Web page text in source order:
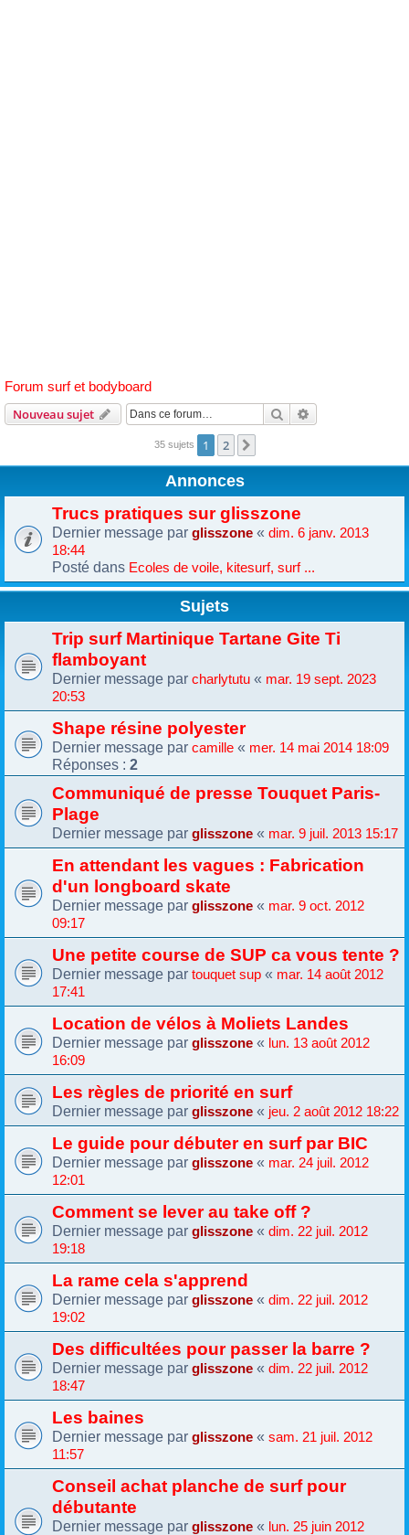
Forum surf et bodyboard
Nouveau sujet Rechercher
35 sujets 1 2
Annonces
Trucs pratiques sur glisszone
Dernier message par glisszone « dim. 6 janv. 2013
18:44
Posté dans Ecoles de voile, kitesurf, surf ...
Sujets
Trip surf Martinique Tartane Gite Ti
flamboyant
Dernier message par charlytutu « mar. 19 sept. 2023
20:53
Shape résine polyester
Dernier message par camille « mer. 14 mai 2014 18:09
Réponses : 2
Communiqué de presse Touquet Paris-
Plage
Dernier message par glisszone « mar. 9 juil. 2013 15:17
En attendant les vagues : Fabrication
d'un longboard skate
Dernier message par glisszone « mar. 9 oct. 2012
09:17
Une petite course de SUP ca vous tente ?
Dernier message par touquet sup « mar. 14 août 2012
17:41
Location de vélos à Moliets Landes
Dernier message par glisszone « lun. 13 août 2012
16:09
Les règles de priorité en surf
Dernier message par glisszone « jeu. 2 août 2012 18:22
Le guide pour débuter en surf par BIC
Dernier message par glisszone « mar. 24 juil. 2012
12:01
Comment se lever au take off ?
Dernier message par glisszone « dim. 22 juil. 2012
19:18
La rame cela s'apprend
Dernier message par glisszone « dim. 22 juil. 2012
19:02
Des difficultées pour passer la barre ?
Dernier message par glisszone « dim. 22 juil. 2012
18:47
Les baines
Dernier message par glisszone « sam. 21 juil. 2012
11:57
Conseil achat planche de surf pour
débutante
Dernier message par glisszone « lun. 25 juin 2012